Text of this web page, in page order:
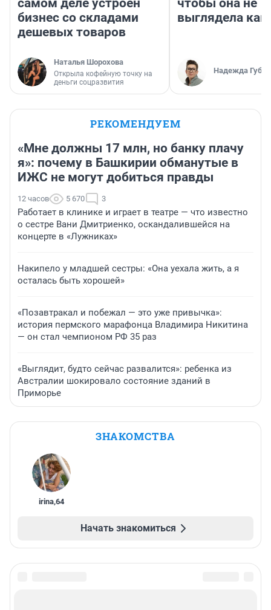
самом деле устроен
бизнес со складами
дешевых товаров
Наталья Шорохова
Открыла кофейную точку на
деньги соцразвития
чтобы она не
выглядела как
Надежда
РЕКОМЕНДУЕМ
«Мне должны 17 млн, но банку плачу
я»: почему в Башкирии обманутые в
ИЖС не могут добиться правды
12 часов 5 670 3
Работает в клинике и играет в театре — что известно
о сестре Вани Дмитриенко, оскандалившейся на
концерте в «Лужниках»
Накипело у младшей сестры: «Она уехала жить, а я
осталась быть хорошей»
«Позавтракал и побежал — это уже привычка»:
история пермского марафонца Владимира Никитина
— он стал чемпионом РФ 35 раз
«Выглядит, будто сейчас развалится»: ребенка из
Австралии шокировало состояние зданий в
Приморье
ЗНАКОМСТВА
irina,64
Начать знакомиться